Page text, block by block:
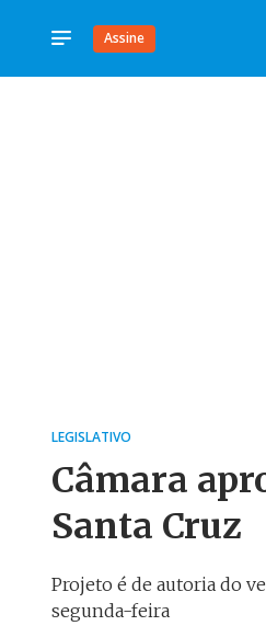
Assine
LEGISLATIVO
Câmara
Santa Cruz
Projeto é de autoria do
segunda-feira